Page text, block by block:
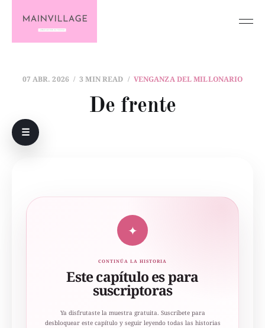
07 ABR. 2026 3 MIN READ VENGANZA DEL MILLONARIO
De frente
☰
✦
CONTINÚA LA HISTORIA
Este capítulo es para
suscriptoras
Ya disfrutaste la muestra gratuita. Suscríbete para
desbloquear este capítulo y seguir leyendo todas las historias